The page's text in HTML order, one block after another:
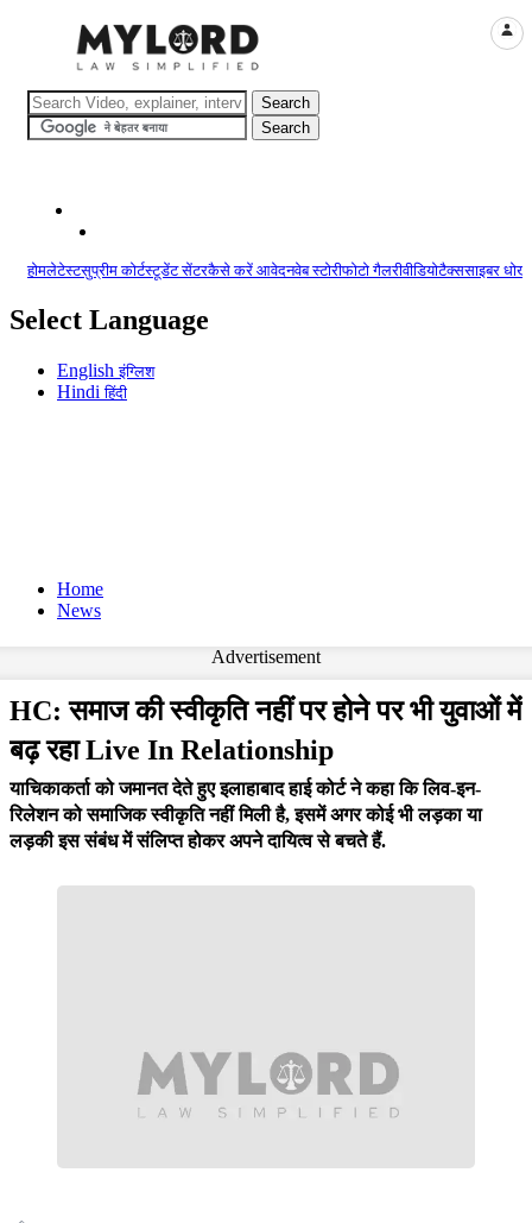
होमलेटेस्टसुप्रीम कोर्टस्टूडेंट सेंटरकैसे करें आवेदनवेब स्टोरीफोटो गैलरीवीडियोटैक्ससाइबर
Select Language
Englishइंग्लिश
Hindiहिंदी
Home
News
Advertisement
HC: समाज की स्वीकृति नहीं पर होने पर भी युवाओं में
बढ़ रहा Live In Relationship
याचिकाकर्ता को जमानत देते हुए इलाहाबाद हाई कोर्ट ने कहा कि लिव-इन-
रिलेशन को समाजिक स्वीकृति नहीं मिली है, इसमें अगर कोई भी लड़का या
लड़की इस संबंध में संलिप्त होकर अपने दायित्व से बचते हैं.